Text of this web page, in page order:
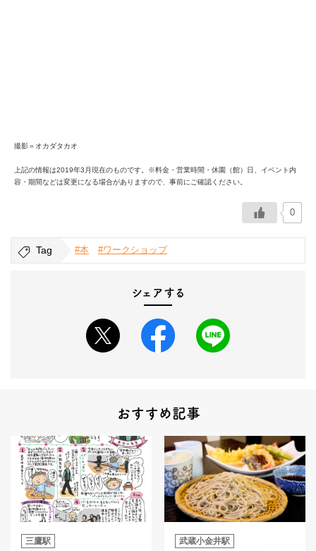
撮影＝オカダタカオ
上記の情報は2019年3月現在のものです。※料金・営業時間・休園（館）日、イベント内
容・期間などは変更になる場合がありますので、事前にご確認ください。
0
Tag #本 #ワークショップ
シェアする
おすすめ記事
三鷹駅 武蔵小金井駅